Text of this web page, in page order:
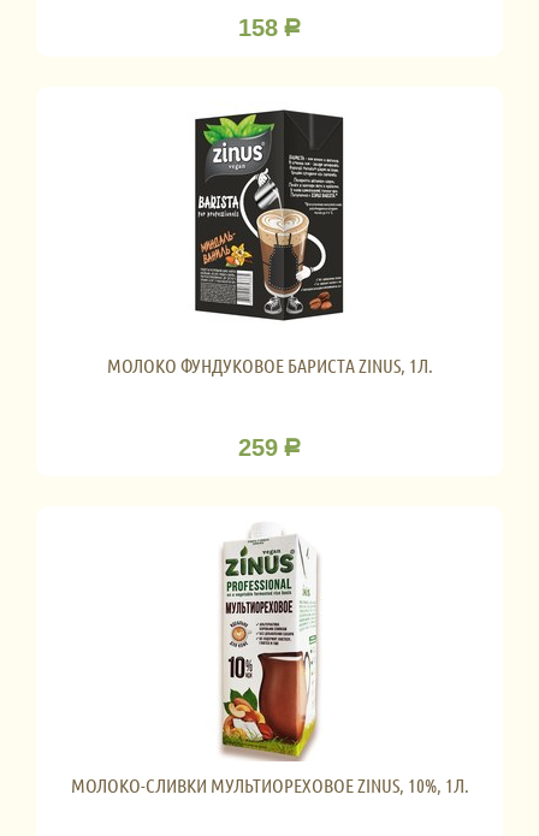
158 Р
МОЛОКО ФУНДУКОВОЕ БАРИСТА ZINUS, 1Л.
259 Р
МОЛОКО-СЛИВКИ МУЛЬТИОРЕХОВОЕ ZINUS, 10%, 1Л.